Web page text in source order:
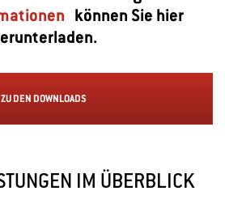
können Sie hier
ZU DEN DOWNLOADS
IM ÜBERBLICK